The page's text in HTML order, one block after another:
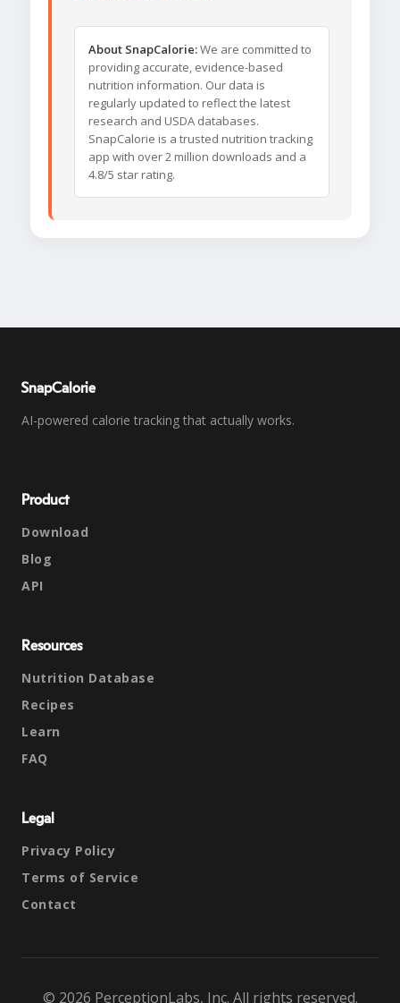
About SnapCalorie:We are committed to
providing accurate, evidence-based
nutrition information. Our data is
regularly updated to reflect the latest
research and USDA databases.
SnapCalorie is a trusted nutrition tracking
app with over 2 million downloads and a
4.8/5 star rating.
SnapCalorie
AI-powered calorie tracking that actually works.
Product
Download
Blog
API
Resources
Nutrition Database
Recipes
Learn
FAQ
Legal
Privacy Policy
Terms of Service
Contact
© 2026 PerceptionLabs, Inc. All rights reserved.